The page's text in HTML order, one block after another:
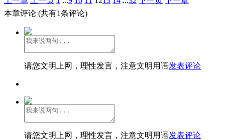
本章评论 (共有1条评论)
请您文明上网，理性发言，注意文明用语发表评论
请您文明上网，理性发言，注意文明用语发表评论